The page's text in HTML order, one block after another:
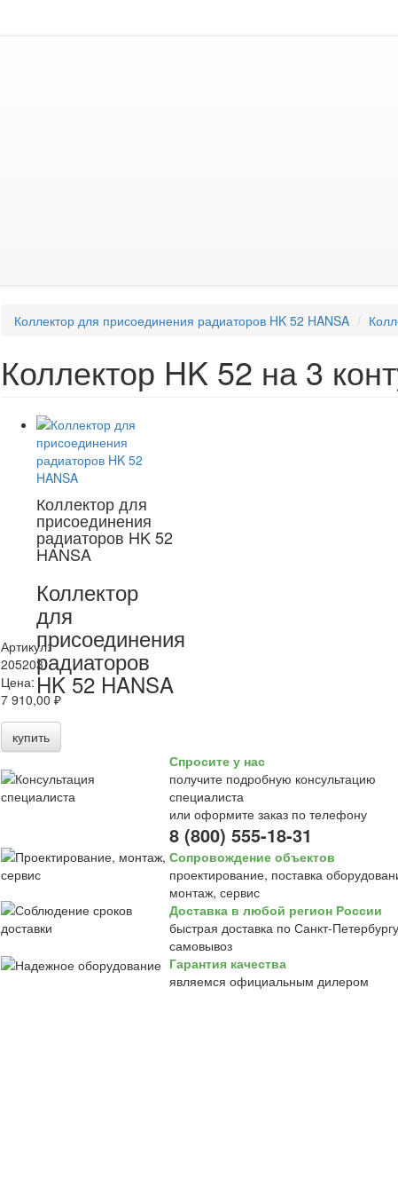
Коллектор для присоединения радиаторов HK 52 HANSA
Коллектор HK 52 на 3
Коллектор для
присоединения
радиаторов HK 52
HANSA
Коллектор
для
присоединения
радиаторов
HK 52 HANSA
Артикул:
205203
Цена:
7 910,00 ₽
купить
Спросите у нас
получите подробную консультацию
специалиста
или оформите заказ по телефону
8 (800) 555-18-31
Сопровождение объектов
проектирование, поставка
монтаж, сервис
Доставка в любой регион России
быстрая доставка по Санкт-
самовывоз
Гарантия качества
являемся официальным дилером